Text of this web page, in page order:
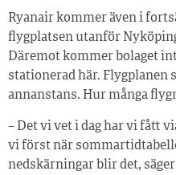
Ryanair kommer även i
flygplatsen utanför
Däremot kommer bolaget
stationerad här. Flygplanen
annanstans. Hur många
– Det vi vet i dag har vi fått
vi först när
nedskärningar blir det,